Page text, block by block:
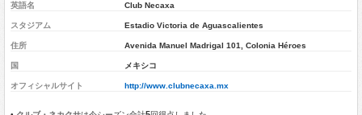
英語名 Club Necaxa
スタジアム Estadio Victoria de Aguascalientes
住所 Avenida Manuel Madrigal 101, Colonia Héroes
国 メキシコ
オフィシャルサイト http://www.clubnecaxa.mx